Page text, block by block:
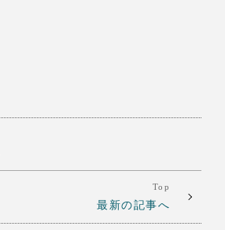
Top
最新の記事へ